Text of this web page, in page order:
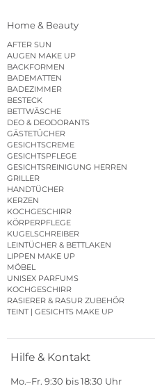
Home & Beauty
AFTER SUN
AUGEN MAKE UP
BACKFORMEN
BADEMATTEN
BADEZIMMER
BESTECK
BETTWÄSCHE
DEO & DEODORANTS
GÄSTETÜCHER
GESICHTSCREME
GESICHTSPFLEGE
GESICHTSREINIGUNG HERREN
GRILLER
HANDTÜCHER
KERZEN
KOCHGESCHIRR
KÖRPERPFLEGE
KUGELSCHREIBER
LEINTÜCHER & BETTLAKEN
LIPPEN MAKE UP
MÖBEL
UNISEX PARFUMS
KOCHGESCHIRR
RASIERER & RASUR ZUBEHÖR
TEINT | GESICHTS MAKE UP
Hilfe & Kontakt
Mo.–Fr. 9:30 bis 18:30 Uhr